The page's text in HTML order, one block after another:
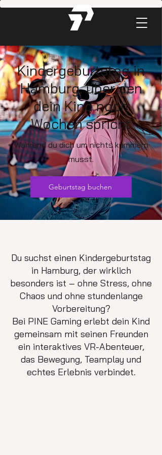
Kindergeburtstag in
Hamburg, über den
dein Kind noch
Wochen spricht
Während du dich um nichts kümmern
musst.
Geburtstag buchen
Du suchst einen Kindergeburtstag
in Hamburg, der wirklich
besonders ist – ohne Stress, ohne
Chaos und ohne stundenlange
Vorbereitung?
Bei PINE Gaming erlebt dein Kind
gemeinsam mit seinen Freunden
ein interaktives VR-Abenteuer,
das Bewegung, Teamplay und
echtes Erlebnis verbindet.